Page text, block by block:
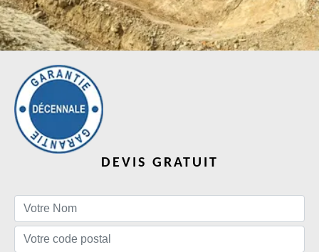
DEVIS GRATUIT